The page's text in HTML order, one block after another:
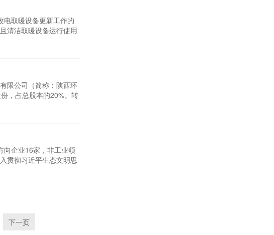
电取暖设备更新工作的
清洁取暖设备运行使用
日）前完成购置安
住户市场化自行更新
限公司（简称：陕西环
，占总股本的20%。转
入点，其成立于2015
环保固体废物综合处
向企业16家，非工业领
贯彻习近平生态文明思
省经济社会高质量发
荐，拟将广东华昌集团
下一页